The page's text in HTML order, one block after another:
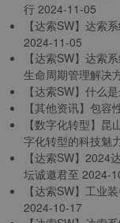
行 2024-11-05
【达索SW】达索
2024-11-05
【达索SW】达索
生命周期管理解决
【达索SW】什么
【其他资讯】包容
【数字化转型】
字化转型的科技魅
【达索SW】2024
坛诚邀君至 2024-
【达索SW】工业
2024-10-17